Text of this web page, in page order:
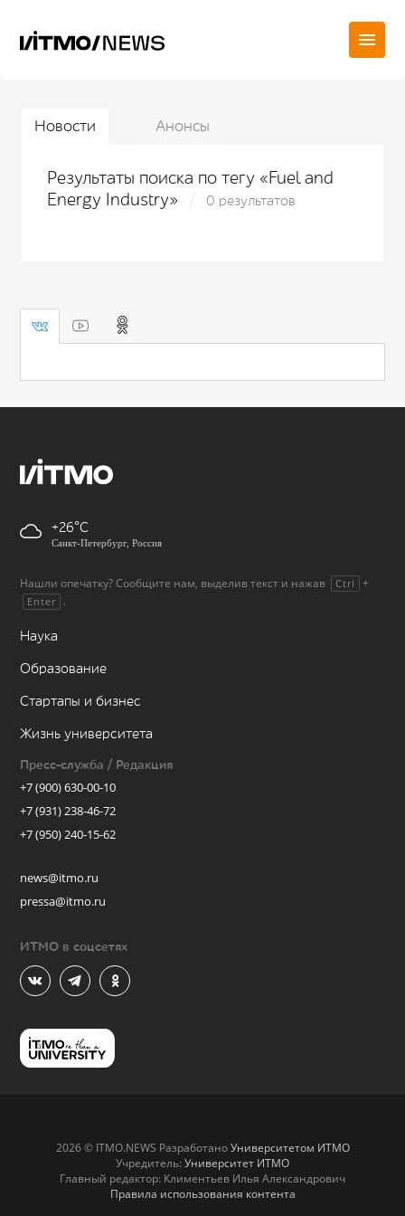
Новости Анонсы
Результаты поиска по тегу «Fuel and
Energy Industry»
0 результатов
+26
Санкт-Петербург, Россия
Нашли опечатку? Сообщите нам, выделив текст и нажав Ctrl +
Enter .
Наука
Образование
Стартапы и бизнес
Жизнь университета
Пресс-служба / Редакция
+7 (900) 630-00-10
+7 (931) 238-46-72
+7 (950) 240-15-62
news@itmo.ru
pressa@itmo.ru
ИТМО в соцсетях
2026 © ITMO.NEWS РазработаноУниверситетом ИТМО
Учредитель: Университет ИТМО
Главный редактор: Климентьев Илья Александрович
Правила использования контента